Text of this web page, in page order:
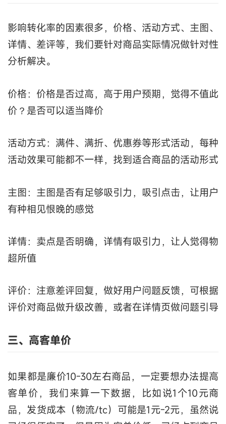
影响转化率的因素很多，价格、活动方式、主图、
详情、差评等，我们要针对商品实际情况做针对性
分析解决。
价格：价格是否过高，高于用户预期，觉得不值此
价？是否可以适当降价
活动方式：满件、满折、优惠券等形式活动，每种
活动效果可能都不一样，找到适合商品的活动形式
主图：主图是否有足够吸引力，吸引点击，让用户
有种相见恨晚的感觉
详情：卖点是否明确，详情有吸引力，让人觉得物
超所值
评价：注意差评回复，做好用户问题反馈，可根据
评价对商品做升级改善，或者在详情页做问题引导
三、高客单价
如果都是廉价10-30左右商品，一定要想办法提高
客单价，我们来算一下数据，比如说1个10元商
品，发货成本（物流/tc）可能是1元-2元，虽然说